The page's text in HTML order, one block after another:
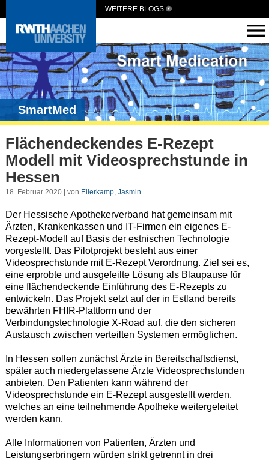
WEITERE BLOGS
SmartMed
Flächendeckendes E-Rezept
Modell mit Videosprechstunde in
Hessen
18. Februar 2020 | von Ellerkamp, Jasmin
Der Hessische Apothekerverband hat gemeinsam mit
Ärzten, Krankenkassen und IT-Firmen ein eigenes E-
Rezept-Modell auf Basis der estnischen Technologie
vorgestellt. Das Pilotprojekt besteht aus einer
Videosprechstunde mit E-Rezept Verordnung. Ziel sei es,
eine erprobte und ausgefeilte Lösung als Blaupause für
eine flächendeckende Einführung des E-Rezepts zu
entwickeln. Das Projekt setzt auf der in Estland bereits
bewährten FHIR-Plattform und der
Verbindungstechnologie X-Road auf, die den sicheren
Austausch zwischen verteilten Systemen ermöglichen.
In Hessen sollen zunächst Ärzte in Bereitschaftsdienst,
später auch niedergelassene Ärzte Videosprechstunden
anbieten. Den Patienten kann während der
Videosprechstunde ein E-Rezept ausgestellt werden,
welches an eine teilnehmende Apotheke weitergeleitet
werden kann.
Alle Informationen von Patienten, Ärzten und
Leistungserbringern würden strikt getrennt in drei